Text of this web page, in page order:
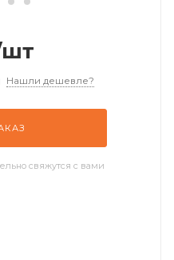
Нашли дешевле?
свяжутся с вами